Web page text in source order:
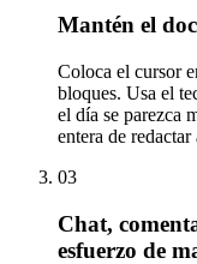
Mantén el
Coloca el cursor
bloques. Usa el
el día se parezca
entera de redactar
03
Chat,
esfuerzo de